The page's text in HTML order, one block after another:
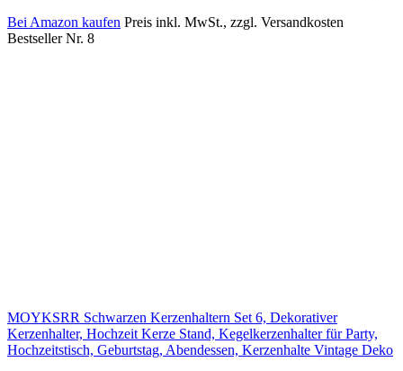
Bei Amazon kaufen Preis inkl. MwSt., zzgl. Versandkosten
Bestseller Nr. 8
MOYKSRR Schwarzen Kerzenhaltern Set 6, Dekorativer
Kerzenhalter, Hochzeit Kerze Stand, Kegelkerzenhalter für Party,
Hochzeitstisch, Geburtstag, Abendessen, Kerzenhalte Vintage Deko